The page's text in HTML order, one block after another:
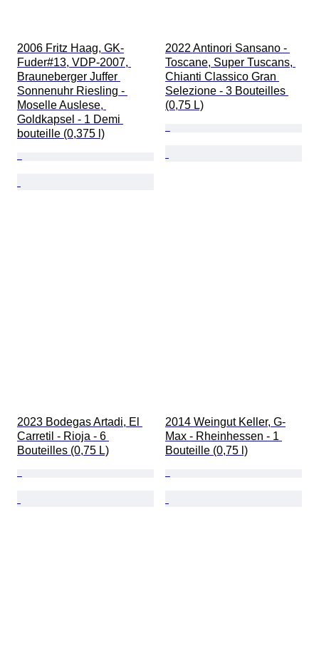
2006 Fritz Haag, GK-
Fuder#13, VDP-2007,
Brauneberger Juffer
Sonnenuhr Riesling -
Moselle Auslese,
Goldkapsel - 1 Demi
bouteille (0,375 l)
2022 Antinori Sansano -
Toscane, Super Tuscans,
Chianti Classico Gran
Selezione - 3 Bouteilles
(0,75 L)
2023 Bodegas Artadi, El
Carretil - Rioja - 6
Bouteilles (0,75 L)
2014 Weingut Keller, G-
Max - Rheinhessen - 1
Bouteille (0,75 l)